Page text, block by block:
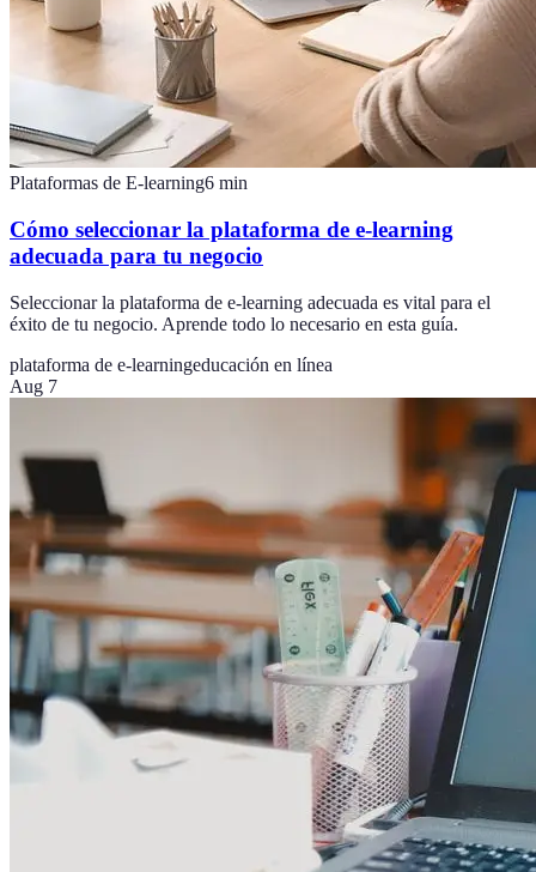
Plataformas de E-learning6 min
Cómo seleccionar la plataforma de e-learning
adecuada para tu negocio
Seleccionar la plataforma de e-learning adecuada es vital para el
éxito de tu negocio. Aprende todo lo necesario en esta guía.
plataforma de e-learningeducación en línea
Aug 7